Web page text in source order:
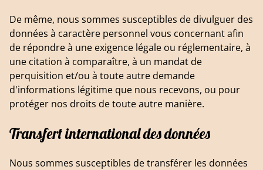
De même, nous sommes susceptibles de divulguer des
données à caractère personnel vous concernant afin
de répondre à une exigence légale ou réglementaire, à
une citation à comparaître, à un mandat de
perquisition et/ou à toute autre demande
d'informations légitime que nous recevons, ou pour
protéger nos droits de toute autre manière.
Transfert international des données
Nous sommes susceptibles de transférer les données